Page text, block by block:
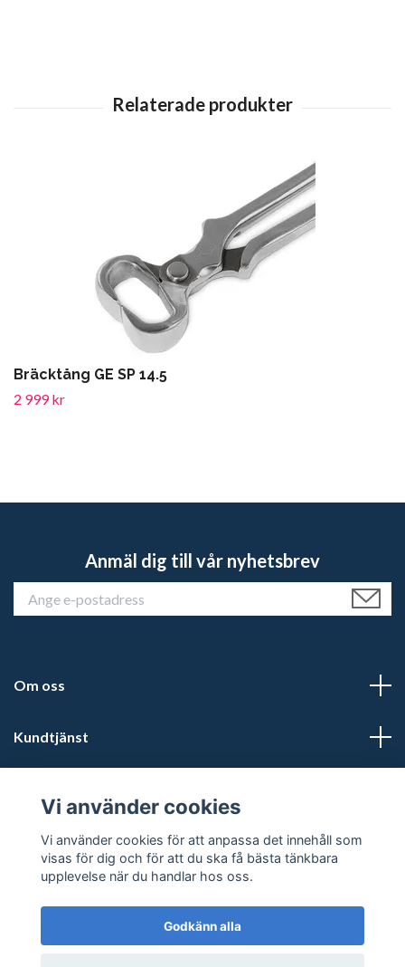
Bräcktång GE SP 14.5
2 999 kr
Anmäl dig till vår nyhetsbrev
Om oss
Kundtjänst
Sociala medier
Vi använder cookies
Vi använder cookies för att anpassa det innehåll som
visas för dig och för att du ska få bästa tänkbara
upplevelse när du handlar hos oss.
Godkänn alla